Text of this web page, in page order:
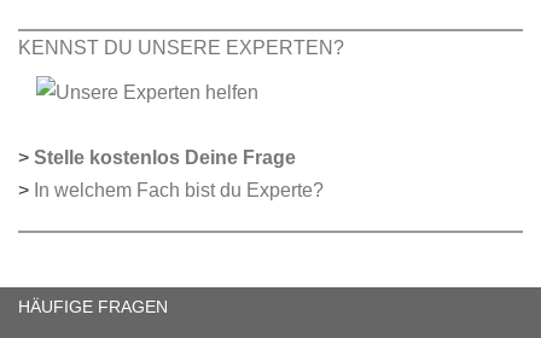
KENNST DU UNSERE EXPERTEN?
> Stelle kostenlos Deine Frage
> In welchem Fach bist du Experte?
HÄUFIGE FRAGEN